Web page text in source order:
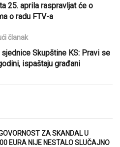
25. aprila raspravljat će o
o radu FTV-a
članak
Skupštine KS: Pravi se
ispaštaju građani
ZA SKANDAL U
EURA NIJE NESTALO SLUČAJNO